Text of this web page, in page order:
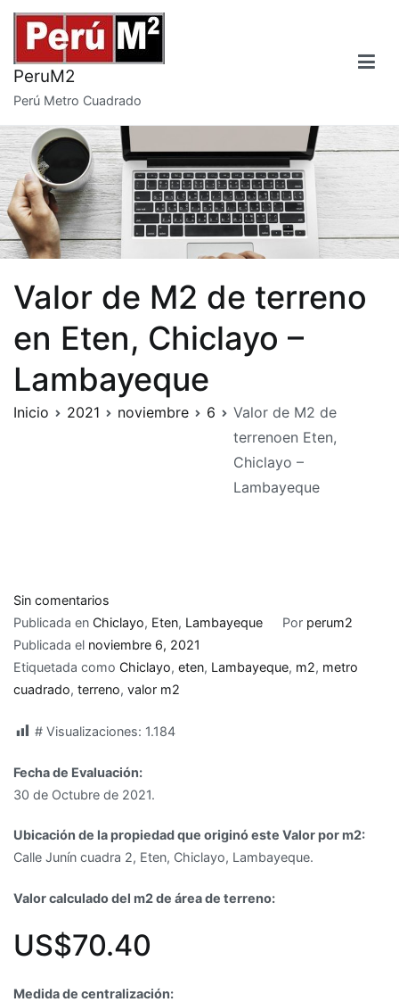
Saltar
contenido
PeruM2
Perú Metro Cuadrado
Valor de M2 de terreno
en Eten, Chiclayo –
Lambayeque
Inicio 2021 noviembre 6
Valor de M2 de
terrenoen Eten,
Chiclayo –
Lambayeque
Sin comentarios
Valor
de
M2
de
en
Chiclayo
–
Publicada en Chiclayo, Eten, Lambayeque Por perum2
Publicada el noviembre 6, 2021
Etiquetada como Chiclayo, eten, Lambayeque, m2, metro
cuadrado, terreno, valor m2
# Visualizaciones: 1.184
Fecha de Evaluación:
30 de Octubre de 2021.
Ubicación de la propiedad que originó este Valor por m2:
Calle Junín cuadra 2, Eten, Chiclayo, Lambayeque.
Valor calculado del m2 de área de terreno:
US$70.40
Medida de centralización: